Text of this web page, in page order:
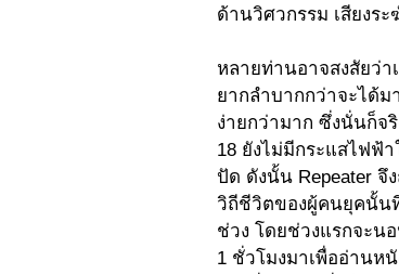
ด้านวิศวกรรม เสียงร
หลายท่านอาจสงสัยว่
ยากลำบากกว่าจะได้ม
ง่ายกว่ามาก ซึ่งนั่นก็จ
18 ยังไม่มีกระแสไฟฟ้
ปัด ดังนั้น Repeater จึ
วิถีชีวิตของผู้คนยุคนั้น
ช่วง โดยช่วงแรกจะน
1 ชั่วโมงมาเพื่ออ่านห